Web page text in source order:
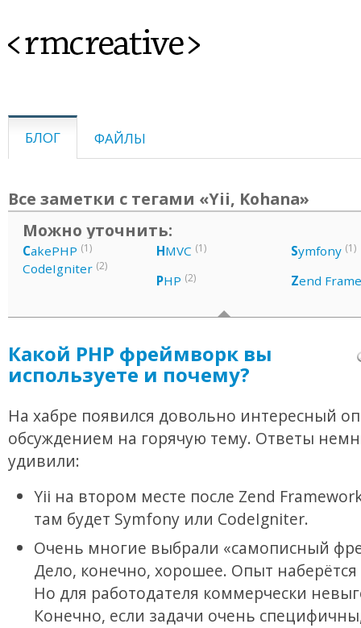
<rmcreative>
БЛОГ ФАЙЛЫ
Все заметки с тегами «Yii, Kohana»
Можно уточнить:
CakePHP (1)
CodeIgniter (2)
HMVC (1)
PHP (2)
Symfony (1)
Zend
Какой PHP фреймворк вы
используете и почему?
На хабре появился довольно интересный
обсуждением на горячую тему. Ответы
удивили:
Yii на втором месте после Zend
там будет Symfony или CodeIgniter.
Очень многие выбрали «самописный
Дело, конечно, хорошее. Опыт наберётся
Но для работодателя коммерчески
Конечно, если задачи очень